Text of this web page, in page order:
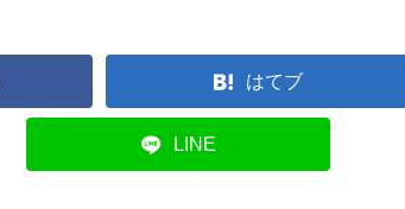
はてブ
LINE